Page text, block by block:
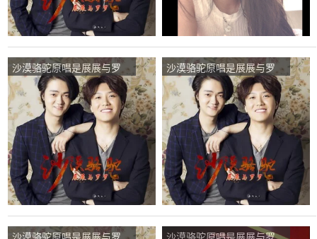
沙漠骆驼原唱是展展与罗
罗，由累了就要学会沉默翻
唱(播放:98)
沙漠骆驼原唱是展展与罗
罗，由红梅 之歌翻唱(播
放:19)